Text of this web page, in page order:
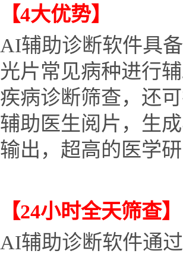
【4大优势】
AI辅助诊断软件具
光片常见病种进行
疾病诊断筛查，还
辅助医生阅片，生
输出，超高的医学
【24小时全天筛查】
AI辅助诊断软件通